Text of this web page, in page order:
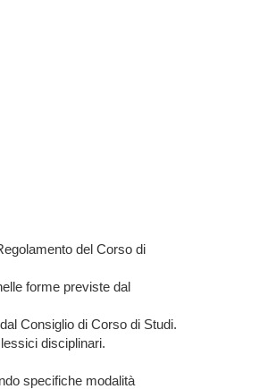
del Corso di
forme previste dal
Consiglio di Corso di Studi.
disciplinari.
specifiche modalità